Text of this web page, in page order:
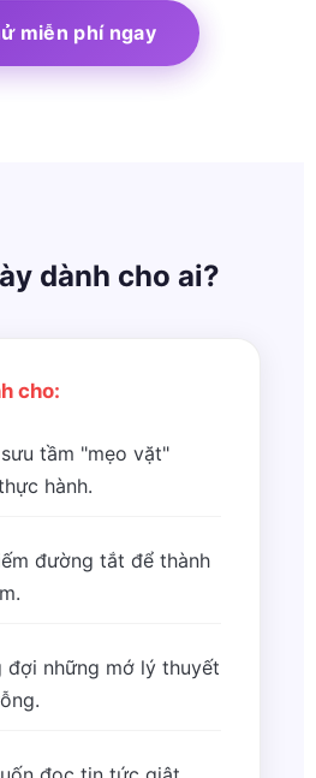
miễn phí ngay
dành cho ai?
cho:
tầm "mẹo vặt"
hành.
đường tắt để thành
đợi những mớ lý thuyết